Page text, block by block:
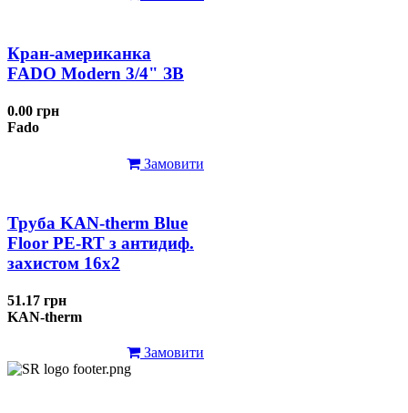
Кран-американка
FADO Modern 3/4" ЗВ
0.00 грн
Fado
Замовити
Труба KAN-therm Blue
Floor PE-RT з антидиф.
захистом 16х2
51.17 грн
KAN-therm
Замовити